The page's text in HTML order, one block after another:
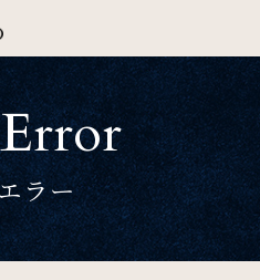
CLOSE
ラー